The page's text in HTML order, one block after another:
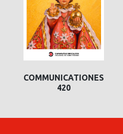
COMMUNICATIONES
420